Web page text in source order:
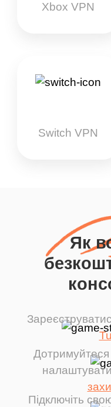
Xbox VPN
Switch VPN
Як
Дотримуйтеся
Підключіть